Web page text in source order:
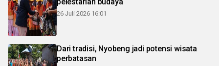
pelestarian budaya
26 Juli 2026 16:01
Dari tradisi, Nyobeng jadi potensi wisata
perbatasan